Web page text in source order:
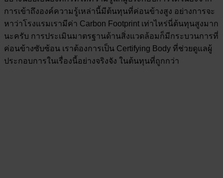
การเข้าถึงองค์ความรู้เหล่านี้มีต้นทุนที่ค่อนข้างสูง อย่างการจะ
หาว่าโรงแรมเรามีค่า Carbon Footprint เท่าไหร่นี่ต้นทุนสูงมาก
นะครับ การประเมินมาตรฐานด้านสิ่งแวดล้อมก็มีกระบวนการที่
ค่อนข้างซับซ้อน เราต้องการเป็น Certifying Body ที่ช่วยดูแลผู้
ประกอบการในเรื่องนี้อย่างจริงจัง ในต้นทุนที่ถูกกว่า